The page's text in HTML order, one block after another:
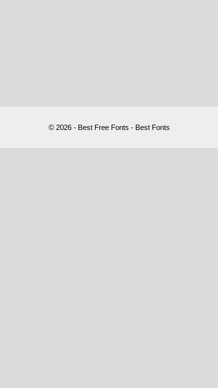
© 2026 - Best Free Fonts - Best Fonts